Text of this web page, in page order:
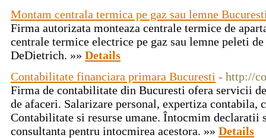
Montam centrala termica pe gaz sau lemne
Firma autorizata monteaza centrale termice de
centrale termice electrice pe gaz sau lemne peleti
DeDietrich. »» Details
Contabilitate financiara primara Bucuresti - http://
Firma de contabilitate din Bucuresti ofera servicii
de afaceri. Salarizare personal, expertiza contabila,
Contabilitate si resurse umane. Întocmim
consultanta pentru intocmirea acestora. »» Details